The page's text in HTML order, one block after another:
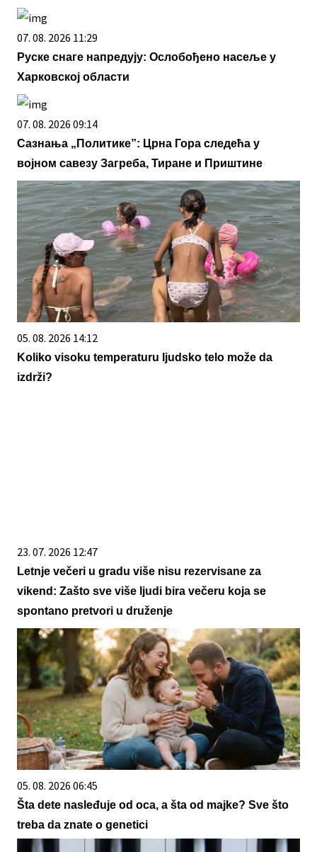
07. 08. 2026 11:29
Руске снаге напредују: Ослобођено насеље у
Харковској области
07. 08. 2026 09:14
Сазнања „Политике”: Црна Гора следећа у
војном савезу Загреба, Тиране и Приштине
05. 08. 2026 14:12
Koliko visoku temperaturu ljudsko telo može da
izdrži?
23. 07. 2026 12:47
Letnje večeri u gradu više nisu rezervisane za
vikend: Zašto sve više ljudi bira večeru koja se
spontano pretvori u druženje
05. 08. 2026 06:45
Šta dete nasleđuje od oca, a šta od majke? Sve što
treba da znate o genetici